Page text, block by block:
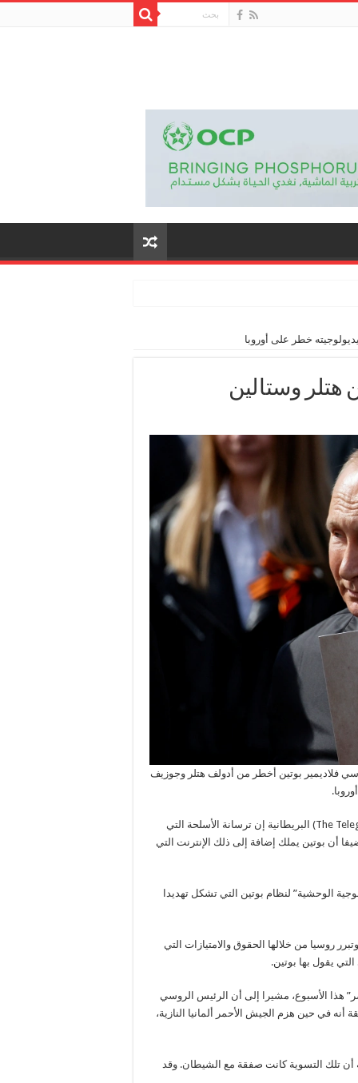
خطر على أوروبا
هتلر وستالين
فلاديمير بوتين أخطر من أدولف هتلر وجوزيف
(The Telegraph) البريطانية إن ترسانة الأسلحة التي
أن بوتين يملك إضافة إلى ذلك الإنترنت التي
الوحشية” لنظام بوتين التي تشكل تهديدا
إن تلك الأيديولوجية تضاهي الشيوعية والنازية في القرن الـ 20. وتبرر روسيا من خلالها الحقوق والامتيازات التي
يقول بها بوتين.
هذا الأسبوع، مشيرا إلى أن الرئيس الروسي
أنه في حين هزم الجيش الأحمر ألمانيا النازية،
أن تلك التسوية كانت صفقة مع الشيطان. وقد